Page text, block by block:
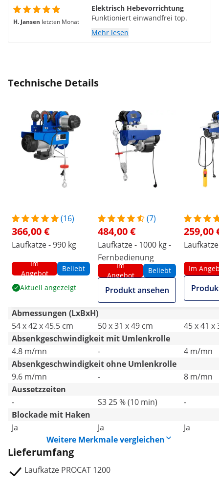
H. Jansen letzten Monat
Elektrisch Hebevorrichtung
Funktioniert einwandfrei top.
Mehr lesen
Technische Details
(16)
366,00 €
Laufkatze - 990 kg
Im
Angebot
Beliebt
Aktuell angezeigt
(7)
484,00 €
Laufkatze - 1000 kg -
Fernbedienung
Im
Angebot
Beliebt
Produkt ansehen
259,00
Im
Abmessungen (LxBxH)
54 x 42 x 45.5 cm
50 x 31 x 49 cm
45 x 41 x
Absenkgeschwindigkeit mit Umlenkrolle
4.8 m/mn
-
4 m/mn
Absenkgeschwindigkeit ohne Umlenkrolle
9.6 m/mn
-
8 m/mn
Aussetzzeiten
-
S3 25 % (10 min)
-
Blockade mit Haken
Ja
Ja
Ja
Weitere Merkmale vergleichen
Lieferumfang
Laufkatze PROCAT 1200